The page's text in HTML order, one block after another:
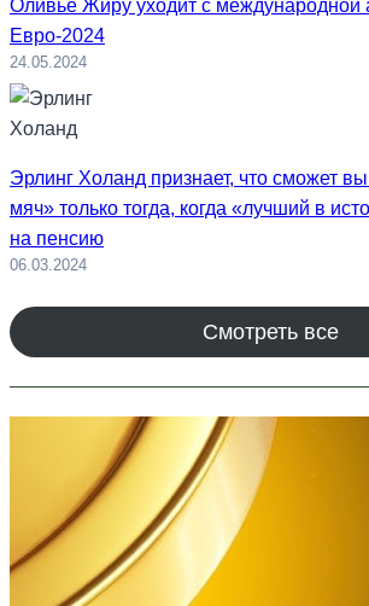
Оливье Жиру уходит с международной
Евро-2024
24.05.2024
Эрлинг Холанд признает, что сможет
мяч» только тогда, когда «лучший в
на пенсию
06.03.2024
Смотреть все